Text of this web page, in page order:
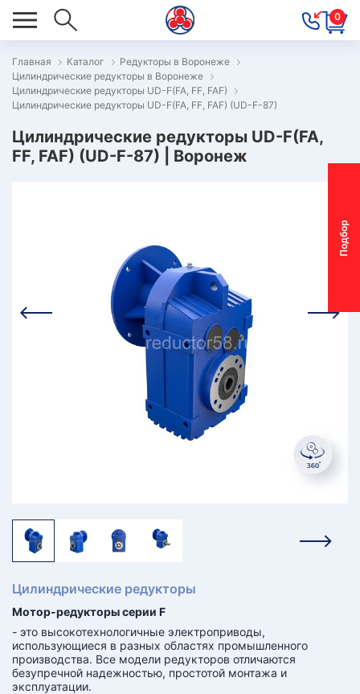
0
П
о
д
б
о
р
м
о
т
о
р
-
р
е
д
у
к
т
о
р
Главная Каталог
Редукторы в Воронеже
Цилиндрические редукторы в Воронеже
Цилиндрические редукторы UD-F(FA, FF, FAF)
Цилиндрические редукторы UD-F(FA, FF, FAF) (UD-F-87)
Цилиндрические редукторы UD-F(FA,
FF, FAF) (UD-F-87) | Воронеж
Цилиндрические редукторы
Мотор-редукторы серии F
- это высокотехнологичные электроприводы,
использующиеся в разных областях промышленного
производства. Все модели редукторов отличаются
безупречной надежностью, простотой монтажа и
эксплуатации.